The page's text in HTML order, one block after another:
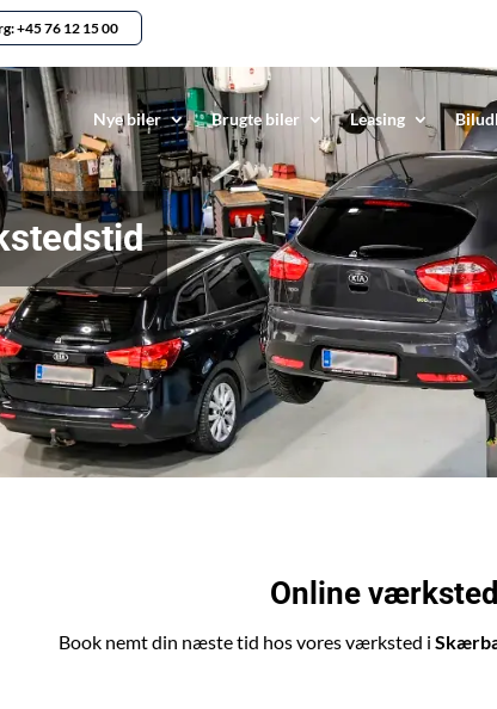
+45 76 12 15 00
Nye biler Brugte biler Leasing
Online
Book nemt din næste tid hos vores værksted i